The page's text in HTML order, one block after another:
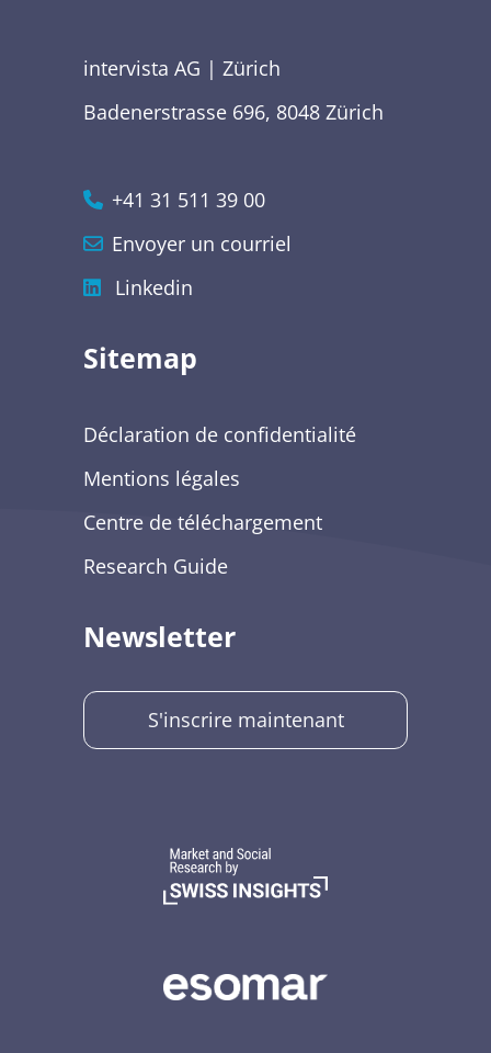
intervista AG | Zürich
Badenerstrasse 696, 8048 Zürich
+41 31 511 39 00
Envoyer un courriel
Linkedin
Sitemap
Déclaration de confidentialité
Mentions légales
Centre de téléchargement
Research Guide
Newsletter
S'inscrire maintenant